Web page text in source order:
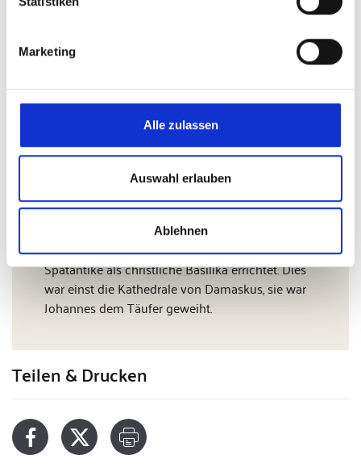
Marketing
Alle zulassen
Auswahl erlauben
Ablehnen
Weitere Infos
Unser Bild hat hohen Symbolwert. Es zeigt die
Umayyiaden-Moschee in Damaskus, ein Symbol
Syriens, die durch den neuen Machhaber Al-
Scharaa massiv vorangetrieben wird. Denn wie
unschwer erkennbar ist, wurde dieser Bau in der
Spätantike als christliche Basilika errichtet. Dies
war einst die Kathedrale von Damaskus, sie war
Johannes dem Täufer geweiht.
Teilen & Drucken